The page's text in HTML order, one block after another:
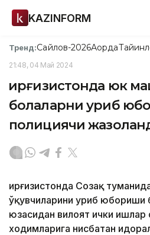
KAZINFORM
Тренд:Сайлов-2026Ақорда
21:48, 04 Май 2024
Қирғизистонда юк
болаларни уриб
полициячи
Қирғизистонда Созақ
ўқувчиларини уриб юбориши
юзасидан вилоят ички ишлар
ходимларига нисбатан